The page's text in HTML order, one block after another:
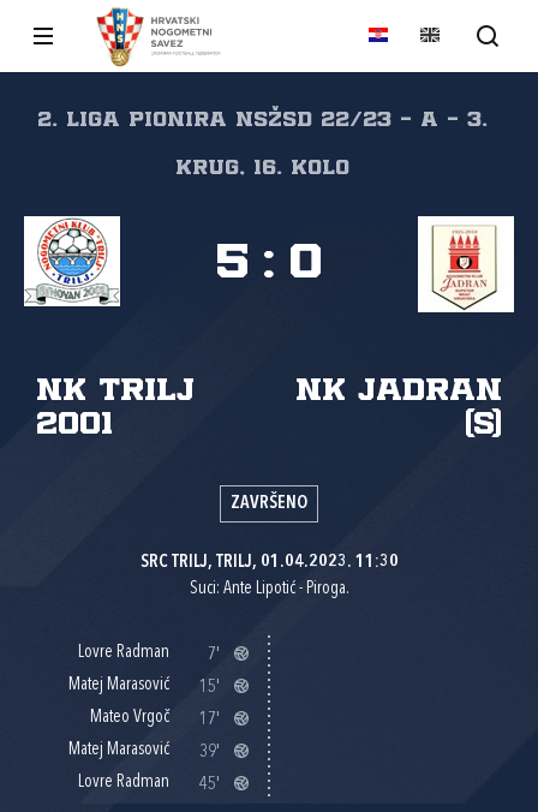
2. liga pionira NSŽSD 22/23 - A - 3.
krug, 16. kolo
NK Trilj
2001
NK Jadran
(S)
5 : 0
ZAVRŠENO
SRC TRILJ, TRILJ, 01.04.2023. 11:30
Suci: Ante Lipotić - Piroga.
Lovre Radman
7'
Matej Marasović
15'
Mateo Vrgoč
17'
Matej Marasović
39'
Lovre Radman
45'